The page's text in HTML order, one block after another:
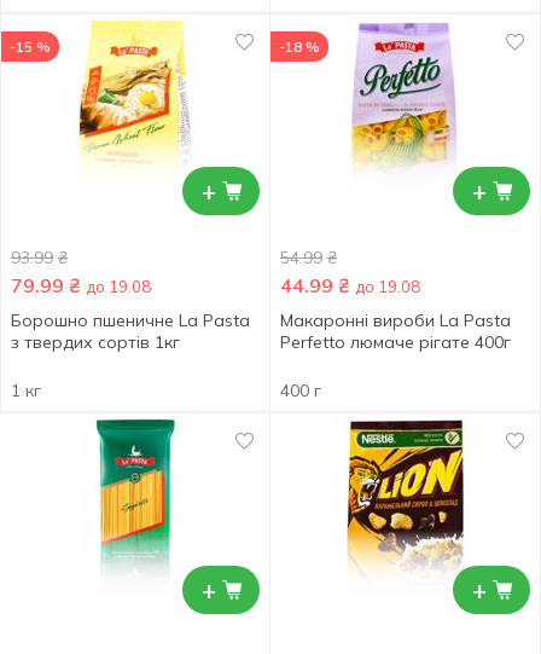
+
-15 %
93.99 ₴
79.99 ₴ до 19.08
Борошно пшеничне La Pasta
з твердих сортів 1кг
1 кг
+
-18 %
54.99 ₴
44.99 ₴ до 19.08
Макаронні вироби La Pasta
Perfetto люмаче рігате 400г
400 г
+ +